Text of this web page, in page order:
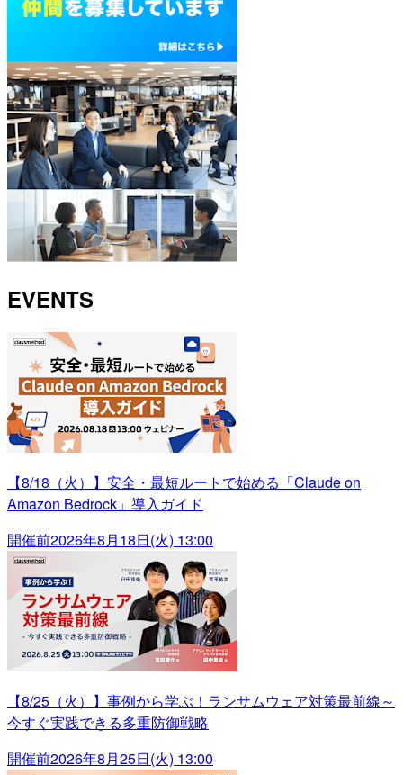
EVENTS
【8/18（火）】安全・最短ルートで始める「Claude on
Amazon Bedrock」導入ガイド
開催前2026年8月18日(火) 13:00
【8/25（火）】事例から学ぶ！ランサムウェア対策最前線～
今すぐ実践できる多重防御戦略
開催前2026年8月25日(火) 13:00